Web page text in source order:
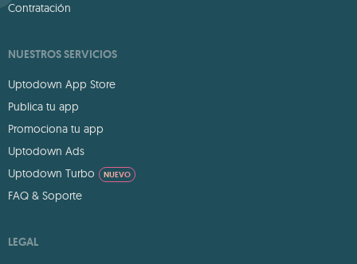
Contratación
NUESTROS SERVICIOS
Uptodown App Store
Publica tu app
Promociona tu app
Uptodown Ads
Uptodown Turbo
NUEVO
FAQ & Soporte
LEGAL